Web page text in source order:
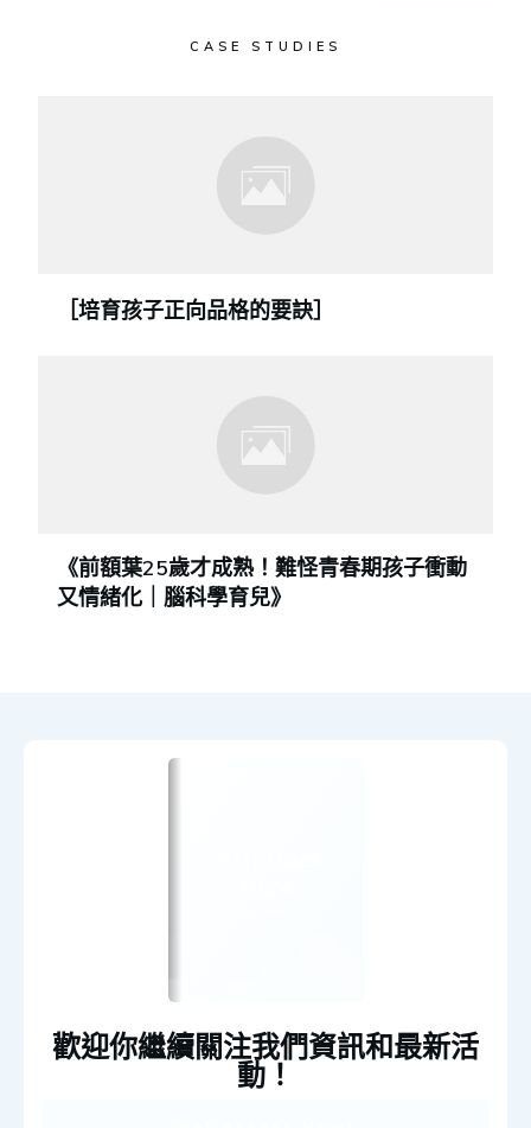
CASE STUDIES
［培育孩子正向品格的要訣］
《前額葉25歲才成熟！難怪青春期孩子衝動
又情緒化｜腦科學育兒》
歡迎你繼續關注我們資訊和最新活
動！